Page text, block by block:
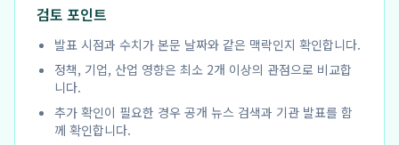
검토 포인트
발표 시점과 수치가 본문 날짜와 같은 맥락인지 확인합니다.
정책, 기업, 산업 영향은 최소 2개 이상의 관점으로 비교합
니다.
추가 확인이 필요한 경우 공개 뉴스 검색과 기관 발표를 함
께 확인합니다.